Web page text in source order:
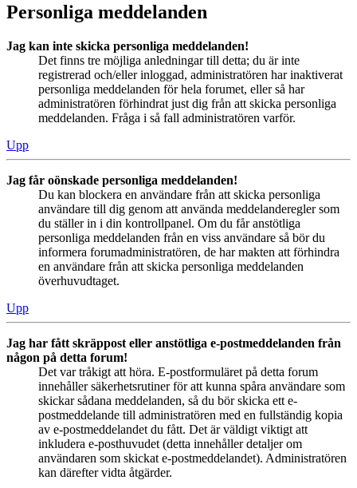
Personliga meddelanden
Jag kan inte skicka personliga meddelanden!
Det finns tre möjliga anledningar till detta; du är inte
registrerad och/eller inloggad, administratören har inaktiverat
personliga meddelanden för hela forumet, eller så har
administratören förhindrat just dig från att skicka personliga
meddelanden. Fråga i så fall administratören varför.
Upp
Jag får oönskade personliga meddelanden!
Du kan blockera en användare från att skicka personliga
användare till dig genom att använda meddelanderegler som
du ställer in i din kontrollpanel. Om du får anstötliga
personliga meddelanden från en viss användare så bör du
informera forumadministratören, de har makten att förhindra
en användare från att skicka personliga meddelanden
överhuvudtaget.
Upp
Jag har fått skräppost eller anstötliga e-postmeddelanden från
någon på detta forum!
Det var tråkigt att höra. E-postformuläret på detta forum
innehåller säkerhetsrutiner för att kunna spåra användare som
skickar sådana meddelanden, så du bör skicka ett e-
postmeddelande till administratören med en fullständig kopia
av e-postmeddelandet du fått. Det är väldigt viktigt att
inkludera e-posthuvudet (detta innehåller detaljer om
användaren som skickat e-postmeddelandet). Administratören
kan därefter vidta åtgärder.